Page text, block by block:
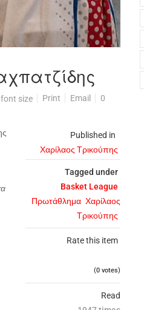
Print Email
0
Published in
Χαρίλαος Τρικούπης
Tagged under
Basket League
Πρωτάθλημα Χαρίλαος
Τρικούπης
Rate this item
(0 votes)
Read